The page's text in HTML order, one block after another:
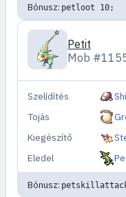
Bónusz: petloot 10;
Petit
Mob
Szelídítés
Tojás
Kiegészítő
Eledel
Bónusz: